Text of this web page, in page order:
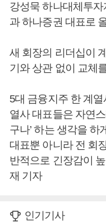
강성묵 하나대체투
과 하나증권 대표로
새 회장의 리더십이
기와 상관 없이 교체
5대 금융지주 한 계열
열사 대표들은 자연
구나’ 하는 생각을 하
대표뿐 아니라 전 회
반적으로 긴장감이
재 기자
인기기사